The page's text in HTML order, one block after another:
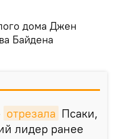
дома Джен
Байдена
отрезала Псаки,
лидер ранее